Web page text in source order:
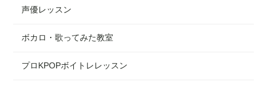
声優レッスン
ボカロ・歌ってみた教室
プロKPOPボイトレレッスン